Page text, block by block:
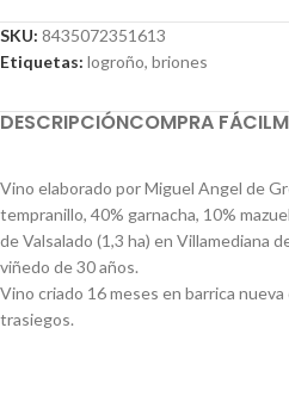
SKU: 8435072351613
Etiquetas: logroño, briones
DESCRIPCIÓNCOMPRA
Vino elaborado por Miguel Angel de
tempranillo, 40% garnacha, 10%
de Valsalado (1,3 ha) en Villamediana
viñedo de 30 años.
Vino criado 16 meses en barrica
trasiegos.